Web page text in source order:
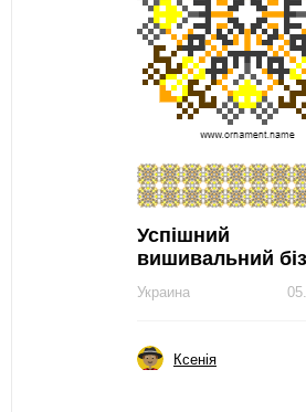
Успішний
вишивальний
Украина
Ксенія